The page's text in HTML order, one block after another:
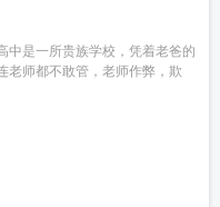
中是一所贵族学校，凭着老爸的
老师都不敢管，老师作弊，欺